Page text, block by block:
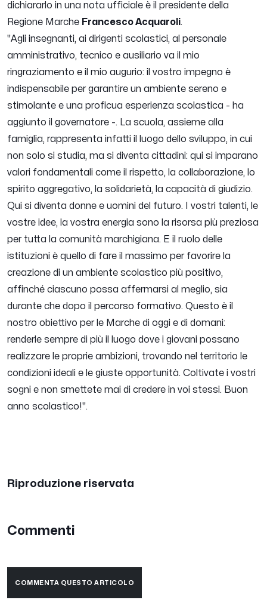
dichiararlo in una nota ufficiale è il presidente della
Regione Marche Francesco Acquaroli.
"Agli insegnanti, ai dirigenti scolastici, al personale
amministrativo, tecnico e ausiliario va il mio
ringraziamento e il mio augurio: il vostro impegno è
indispensabile per garantire un ambiente sereno e
stimolante e una proficua esperienza scolastica - ha
aggiunto il governatore -. La scuola, assieme alla
famiglia, rappresenta infatti il luogo dello sviluppo, in cui
non solo si studia, ma si diventa cittadini: qui si imparano
valori fondamentali come il rispetto, la collaborazione, lo
spirito aggregativo, la solidarietà, la capacità di giudizio.
Qui si diventa donne e uomini del futuro. I vostri talenti, le
vostre idee, la vostra energia sono la risorsa più preziosa
per tutta la comunità marchigiana. E il ruolo delle
istituzioni è quello di fare il massimo per favorire la
creazione di un ambiente scolastico più positivo,
affinché ciascuno possa affermarsi al meglio, sia
durante che dopo il percorso formativo. Questo è il
nostro obiettivo per le Marche di oggi e di domani:
renderle sempre di più il luogo dove i giovani possano
realizzare le proprie ambizioni, trovando nel territorio le
condizioni ideali e le giuste opportunità. Coltivate i vostri
sogni e non smettete mai di credere in voi stessi. Buon
anno scolastico!".
Riproduzione riservata
Commenti
COMMENTA QUESTO ARTICOLO